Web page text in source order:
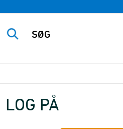
LOG PÅ